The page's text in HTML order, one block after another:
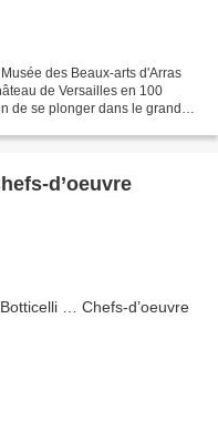
des Beaux-arts d'Arras
de Versailles en 100
de se plonger dans le grand
d’oeuvre